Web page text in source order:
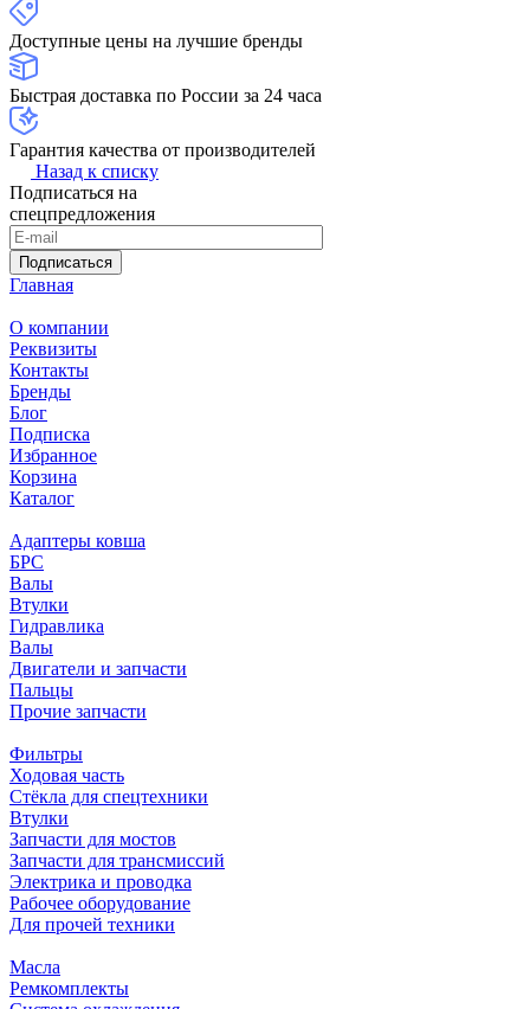
Доступные цены на лучшие бренды
Быстрая доставка по России за 24 часа
Гарантия качества от производителей
Назад к списку
Подписаться на
спецпредложения
Подписаться
Главная
О компании
Реквизиты
Контакты
Бренды
Блог
Подписка
Избранное
Корзина
Каталог
Адаптеры ковша
БРС
Валы
Втулки
Гидравлика
Валы
Двигатели и запчасти
Пальцы
Прочие запчасти
Фильтры
Ходовая часть
Стёкла для спецтехники
Втулки
Запчасти для мостов
Запчасти для трансмиссий
Электрика и проводка
Рабочее оборудование
Для прочей техники
Масла
Ремкомплекты